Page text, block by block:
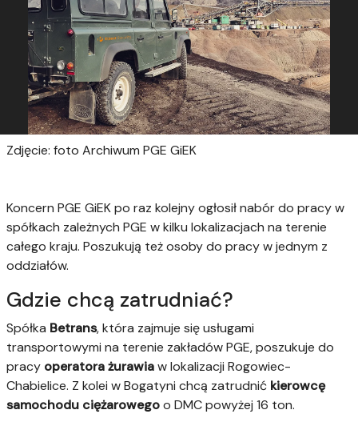
Zdjęcie: foto Archiwum PGE GiEK
Koncern PGE GiEK po raz kolejny ogłosił nabór do pracy w
spółkach zależnych PGE w kilku lokalizacjach na terenie
całego kraju. Poszukują też osoby do pracy w jednym z
oddziałów.
Gdzie chcą zatrudniać?
Spółka Betrans, która zajmuje się usługami
transportowymi na terenie zakładów PGE, poszukuje do
pracy operatora żurawiaw lokalizacji Rogowiec-
Chabielice. Z kolei w Bogatyni chcą zatrudnić kierowcę
samochodu ciężarowegoo DMC powyżej 16 ton.